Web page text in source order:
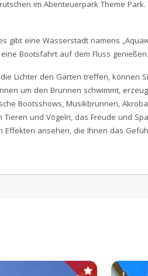
im Abenteuerpark Theme
eine Wasserstadt namens
Bootsfahrt auf dem Fluss genießen.
Lichter den Garten treffen, können
um den Brunnen schwimmt,
Bootsshows, Musikbrunnen,
und Vögeln, das Freude und
ansehen, die Ihnen das